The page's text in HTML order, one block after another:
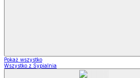
Pokaż wszystko
Wszystko z Sypialnia